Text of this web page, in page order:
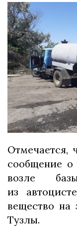
Отмечается,
сообщение о
возле
из
вещество
Тузлы.